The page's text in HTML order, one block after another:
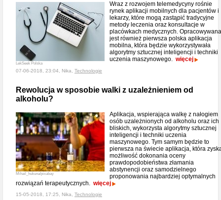
LekSeek Polska
Wraz z rozwojem telemedycyny rośnie
rynek aplikacji mobilnych dla pacjentów i
lekarzy, które mogą zastąpić tradycyjne
metody leczenia oraz konsultacje w
placówkach medycznych. Opracowywana
jest również pierwsza polska aplikacja
mobilna, która będzie wykorzystywała
algorytmy sztucznej inteligencji i techniki
uczenia maszynowego. więcej
07-06-2018, 23:04, Nika, Technologie
Rewolucja w sposobie walki z uzależnieniem od
alkoholu?
Mihail_hukuna/pixabay
Aplikacja, wspierająca walkę z nałogiem
osób uzależnionych od alkoholu oraz ich
bliskich, wykorzysta algorytmy sztucznej
inteligencji i techniki uczenia
maszynowego. Tym samym będzie to
pierwsza na świecie aplikacja, która
możliwość dokonania oceny
prawdopodobieństwa złamania
abstynencji oraz samodzielnego
proponowania najbardziej optymalnych
rozwiązań terapeutycznych. więcej
15-05-2018, 17:25, Nika, Technologie